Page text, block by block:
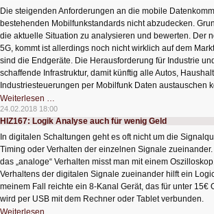
Synthesizer
Die steigenden Anforderungen an die mobile
bestehenden Mobilfunkstandards nicht abzudecken.
die aktuelle Situation zu analysieren und bewerten. Der
5G, kommt ist allerdings noch nicht wirklich auf dem
sind die Endgeräte. Die Herausforderung für Industrie
schaffende Infrastruktur, damit künftig alle Autos,
Industriesteuerungen per Mobilfunk Daten austauschen
Weiterlesen …
5G
der
Mobilfunkstandard
Zukunft
24.02.2018 18:00
HIZ167: Logik Analyse auch für wenig Geld
In digitalen Schaltungen geht es oft nicht um die
Timing oder Verhalten der einzelnen Signale
das „analoge“ Verhalten misst man mit einem
Verhaltens der digitalen Signale zueinander hilft ein
meinem Fall reichte ein 8-Kanal Gerät, das für unter 15€
wird per USB mit dem Rechner oder Tablet verbunden.
Weiterlesen …